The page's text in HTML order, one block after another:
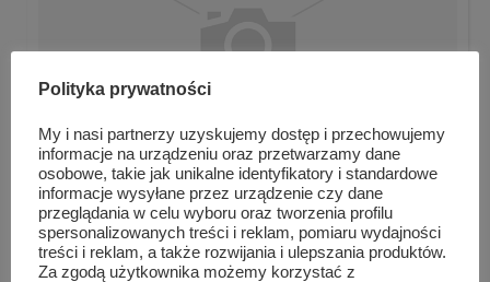
10 lat temu Jan Paweł II odszedł do domu Ojca
Polityka prywatności
My i nasi partnerzy uzyskujemy dostęp i przechowujemy
informacje na urządzeniu oraz przetwarzamy dane
osobowe, takie jak unikalne identyfikatory i standardowe
informacje wysyłane przez urządzenie czy dane
przeglądania w celu wyboru oraz tworzenia profilu
spersonalizowanych treści i reklam, pomiaru wydajności
treści i reklam, a także rozwijania i ulepszania produktów.
Za zgodą użytkownika możemy korzystać z